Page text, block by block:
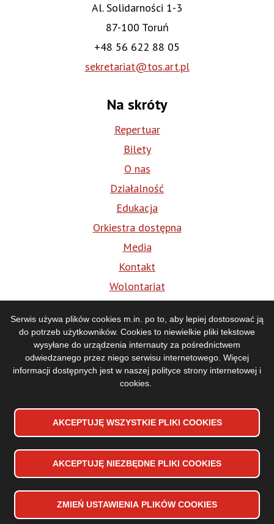
Serwis używa plików cookies m.in. po to, aby lepiej dostosować ją
do potrzeb użytkowników. Cookies to niewielkie pliki tekstowe
wysyłane do urządzenia internauty za pośrednictwem
odwiedzanego przez niego serwisu internetowego. Więcej
informacji dostępnych jest w naszej polityce strony internetowej i
cookies
AKCEPTUJĘ WSZYSTKIE PLIKI COOKIES
AKCEPTUJĘ NIEZBĘDNE PLIKI COOKIES
WYCOFAJ ZGODĘ NA PLIKI COOKIES
ZMIEŃ USTAWIENIA PLIKÓW COOKIES
Al. Solidarności 1-3
87-100 Toruń
+48 56 622 88 05
sekretariat@tos.art.pl
Na skróty
Repertuar
Bilety
O nas
Działalność
Edukacja
Orkiestra dostępna
Media
Kontakt
Wolontariat
Media
Copyrights 2024 Toruńska Orkiestra Symfoniczna
Stopka
dolna
Deklaracja dostępności
Polityka prywatności